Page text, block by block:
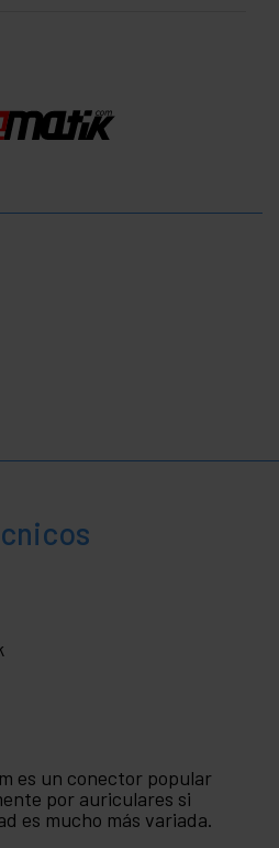
es un conector popular
por auriculares si
es mucho más variada.